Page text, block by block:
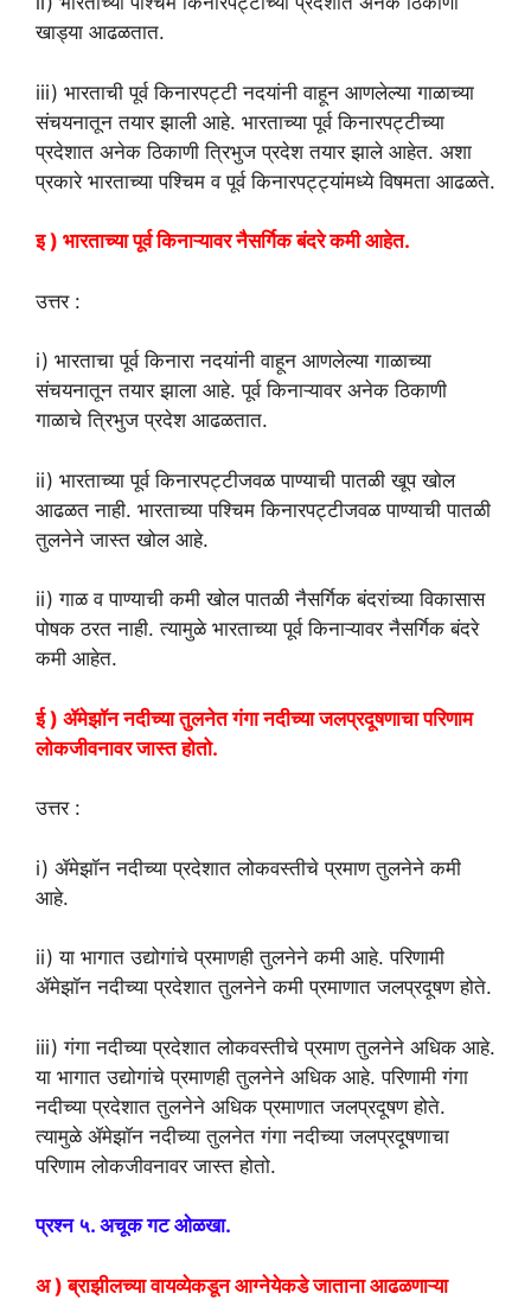
खाड्या आढळतात.
iii) भारताची पूर्व किनारपट्टी नदयांनी वाहून आणलेल्या गाळाच्या
संचयनातून तयार झाली आहे. भारताच्या पूर्व किनारपट्टीच्या
प्रदेशात अनेक ठिकाणी त्रिभुज प्रदेश तयार झाले आहेत. अशा
प्रकारे भारताच्या पश्चिम व पूर्व किनारपट्ट्यांमध्ये विषमता आढळते.
इ ) भारताच्या पूर्व किनाऱ्यावर नैसर्गिक बंदरे कमी आहेत.
उत्तर :
i) भारताचा पूर्व किनारा नदयांनी वाहून आणलेल्या गाळाच्या
संचयनातून तयार झाला आहे. पूर्व किनाऱ्यावर अनेक ठिकाणी
गाळाचे त्रिभुज प्रदेश आढळतात.
ii) भारताच्या पूर्व किनारपट्टीजवळ पाण्याची पातळी खूप खोल
आढळत नाही. भारताच्या पश्चिम किनारपट्टीजवळ पाण्याची पातळी
तुलनेने जास्त खोल आहे.
ii) गाळ व पाण्याची कमी खोल पातळी नैसर्गिक बंदरांच्या विकासास
पोषक ठरत नाही. त्यामुळे भारताच्या पूर्व किनाऱ्यावर नैसर्गिक बंदरे
कमी आहेत.
ई ) ॲमेझॉन नदीच्या तुलनेत गंगा नदीच्या जलप्रदूषणाचा परिणाम
लोकजीवनावर जास्त होतो.
उत्तर :
i) ॲमेझॉन नदीच्या प्रदेशात लोकवस्तीचे प्रमाण तुलनेने कमी
आहे.
ii) या भागात उद्योगांचे प्रमाणही तुलनेने कमी आहे. परिणामी
ॲमेझॉन नदीच्या प्रदेशात तुलनेने कमी प्रमाणात जलप्रदूषण होते.
iii) गंगा नदीच्या प्रदेशात लोकवस्तीचे प्रमाण तुलनेने अधिक आहे.
या भागात उद्योगांचे प्रमाणही तुलनेने अधिक आहे. परिणामी गंगा
नदीच्या प्रदेशात तुलनेने अधिक प्रमाणात जलप्रदूषण होते.
त्यामुळे ॲमेझॉन नदीच्या तुलनेत गंगा नदीच्या जलप्रदूषणाचा
परिणाम लोकजीवनावर जास्त होतो.
प्रश्न ५. अचूक गट ओळखा.
अ ) ब्राझीलच्या वायव्येकडून आग्नेयेकडे जाताना आढळणाऱ्या